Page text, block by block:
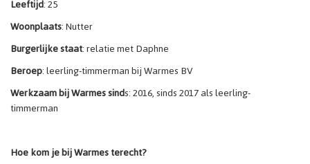
Leeftijd: 25
Woonplaats: Nutter
Burgerlijke staat: relatie met Daphne
Beroep: leerling-timmerman bij Warmes BV
Werkzaam bij Warmes sinds: 2016, sinds 2017 als leerling-
timmerman
Hoe kom je bij Warmes terecht?